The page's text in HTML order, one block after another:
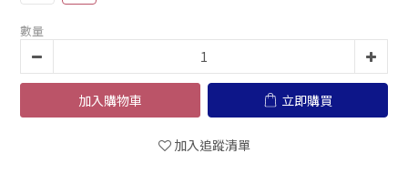
數量
加入購物車 立即購買
加入追蹤清單